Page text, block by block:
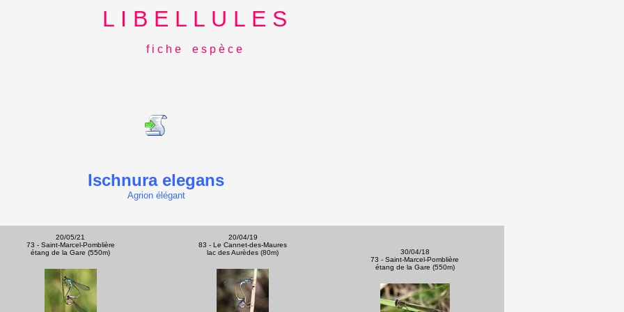
L I B E L L U L E S
f i c h e e s p è c e
Ischnura elegans
Agrion élégant
20/05/21
73 - Saint-Marcel-Pomblière
étang de la Gare (550m)
20/04/19
83 - Le Cannet-des-Maures
lac des Aurèdes (80m)
30/04/18
73 - Saint-Marcel-Pomblière
étang de la Gare (550m)